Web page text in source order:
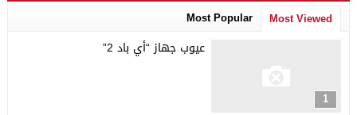
Most Viewed
Most Popular
1
عيوب جهاز “أي باد 2”